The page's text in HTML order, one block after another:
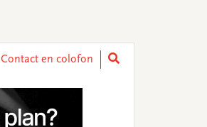
Contact en colofon